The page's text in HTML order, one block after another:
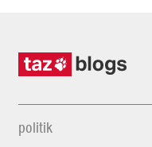
politik